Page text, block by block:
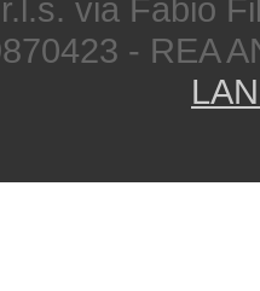
via Fabio
- REA